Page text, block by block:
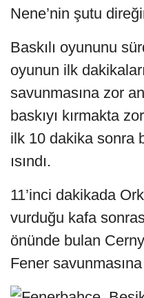
Nene’nin şutu
Baskılı oyununu
oyunun ilk
savunmasına zor
baskıyı kırmakta
ilk 10 dakika sonra
ısındı.
11’inci dakikada
vurduğu kafa
önünde bulan
Fener